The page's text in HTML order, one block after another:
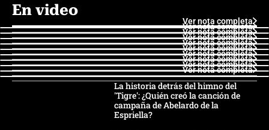
En video
Ver nota completa
Ver nota completa
Ver nota completa
Ver nota completa
Ver nota completa
Ver nota completa
Ver nota completa
Ver nota completa
Ver nota completa
Ver nota completa
La historia detrás del himno del
'Tigre': ¿Quién creó la canción de
campaña de Abelardo de la
Espriella?